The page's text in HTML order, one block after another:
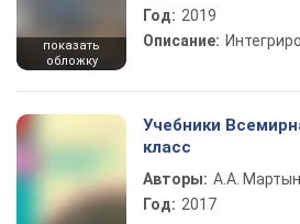
показать
обложку
Год: 2019
Описание:
Учебники
класс
Авторы: А.А.
Год: 2017